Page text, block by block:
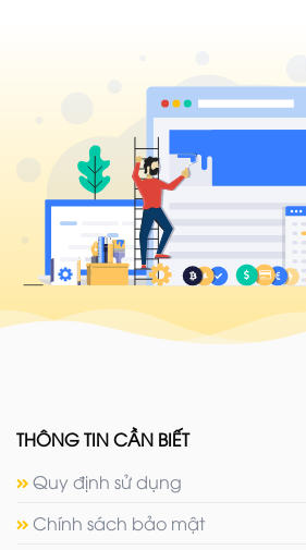
THÔNG TIN CẦN BIẾT
Quy định sử dụng
Chính sách bảo mật